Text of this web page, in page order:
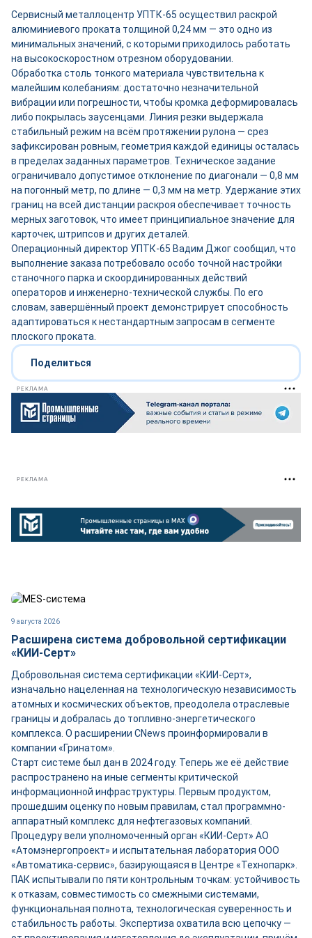
Сервисный металлоцентр УПТК-65 осуществил раскрой
алюминиевого проката толщиной 0,24 мм — это одно из
минимальных значений, с которыми приходилось работать
на высокоскоростном отрезном оборудовании.
Обработка столь тонкого материала чувствительна к
малейшим колебаниям: достаточно незначительной
вибрации или погрешности, чтобы кромка деформировалась
либо покрылась заусенцами. Линия резки выдержала
стабильный режим на всём протяжении рулона — срез
зафиксирован ровным, геометрия каждой единицы осталась
в пределах заданных параметров. Техническое задание
ограничивало допустимое отклонение по диагонали — 0,8 мм
на погонный метр, по длине — 0,3 мм на метр. Удержание этих
границ на всей дистанции раскроя обеспечивает точность
мерных заготовок, что имеет принципиальное значение для
карточек, штрипсов и других деталей.
Операционный директор УПТК-65 Вадим Джог сообщил, что
выполнение заказа потребовало особо точной настройки
станочного парка и скоординированных действий
операторов и инженерно-технической службы. По его
словам, завершённый проект демонстрирует способность
адаптироваться к нестандартным запросам в сегменте
плоского проката.
Поделиться
РЕКЛАМА
РЕКЛАМА
9 августа 2026
Расширена система добровольной сертификации
«КИИ-Серт»
Добровольная система сертификации «КИИ-Серт»,
изначально нацеленная на технологическую независимость
атомных и космических объектов, преодолела отраслевые
границы и добралась до топливно-энергетического
комплекса. О расширении CNews проинформировали в
компании «Гринатом».
Старт системе был дан в 2024 году. Теперь же её действие
распространено на иные сегменты критической
информационной инфраструктуры. Первым продуктом,
прошедшим оценку по новым правилам, стал программно-
аппаратный комплекс для нефтегазовых компаний.
Процедуру вели уполномоченный орган «КИИ-Серт» АО
«Атомэнергопроект» и испытательная лаборатория ООО
«Автоматика-сервис», базирующаяся в Центре «Технопарк».
ПАК испытывали по пяти контрольным точкам: устойчивость
к отказам, совместимость со смежными системами,
функциональная полнота, технологическая суверенность и
стабильность работы. Экспертиза охватила всю цепочку —